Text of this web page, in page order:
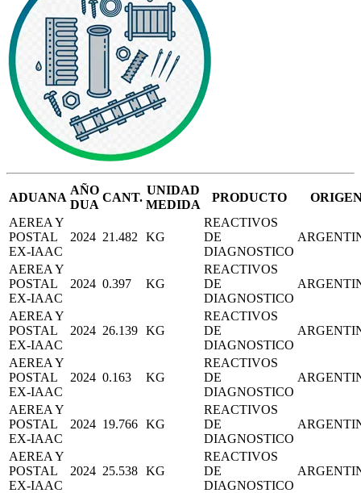
ADUANA
AÑO
DUA
CANT.
UNIDAD
MEDIDA
PRODUCTO
AEREA Y
POSTAL
EX-IAAC
2024 21.482 KG
REACTIVOS
DE
DIAGNOSTICO
AEREA Y
POSTAL
EX-IAAC
2024 0.397 KG
REACTIVOS
DE
DIAGNOSTICO
AEREA Y
POSTAL
EX-IAAC
2024 26.139 KG
REACTIVOS
DE
DIAGNOSTICO
AEREA Y
POSTAL
EX-IAAC
2024 0.163 KG
REACTIVOS
DE
DIAGNOSTICO
AEREA Y
POSTAL
EX-IAAC
2024 19.766 KG
REACTIVOS
DE
DIAGNOSTICO
AEREA Y
POSTAL
EX-IAAC
2024 25.538 KG
REACTIVOS
DE
DIAGNOSTICO